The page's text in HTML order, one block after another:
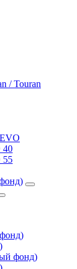
/ Touran
40
55
фонд)